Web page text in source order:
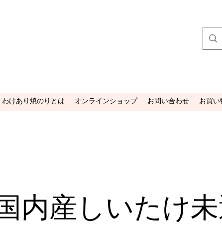
わけあり焼のりとは オンラインショップ お問い合わせ お買
産しいたけ